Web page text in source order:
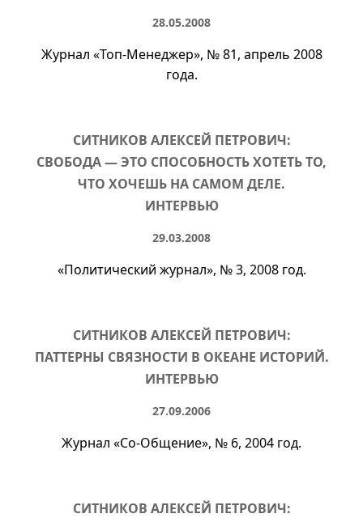
28.05.2008
Журнал «Топ-Менеджер», № 81, апрель 2008
года.
СИТНИКОВ АЛЕКСЕЙ ПЕТРОВИЧ:
СВОБОДА — ЭТО СПОСОБНОСТЬ ХОТЕТЬ ТО,
ЧТО ХОЧЕШЬ НА САМОМ ДЕЛЕ.
ИНТЕРВЬЮ
29.03.2008
«Политический журнал», № 3, 2008 год.
СИТНИКОВ АЛЕКСЕЙ ПЕТРОВИЧ:
ПАТТЕРНЫ СВЯЗНОСТИ В ОКЕАНЕ ИСТОРИЙ.
ИНТЕРВЬЮ
27.09.2006
Журнал «Со-Общение», № 6, 2004 год.
СИТНИКОВ АЛЕКСЕЙ ПЕТРОВИЧ: